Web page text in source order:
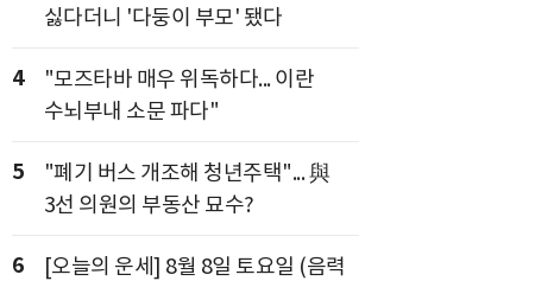
싫다더니 '다둥이 부모' 됐다
4
"모즈타바 매우 위독하다... 이란
수뇌부내 소문 파다"
5
"폐기 버스 개조해 청년주택"... 與
3선 의원의 부동산 묘수?
6
[오늘의 운세] 8월 8일 토요일 (음력